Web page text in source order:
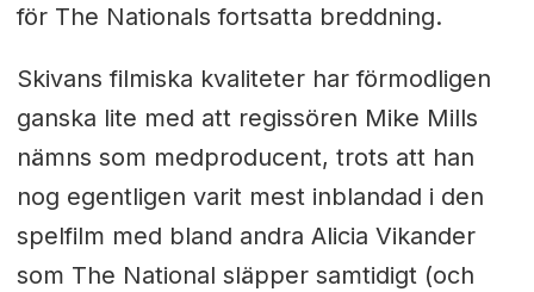
för The Nationals fortsatta breddning.
Skivans filmiska kvaliteter har förmodligen
ganska lite med att regissören Mike Mills
nämns som medproducent, trots att han
nog egentligen varit mest inblandad i den
spelfilm med bland andra Alicia Vikander
som The National släpper samtidigt (och